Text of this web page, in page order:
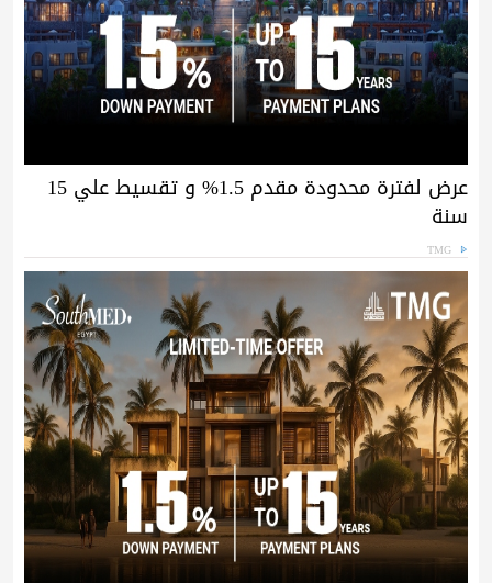
عرض لفترة محدودة مقدم 1.5% و تقسيط علي 15
سنة
TMG